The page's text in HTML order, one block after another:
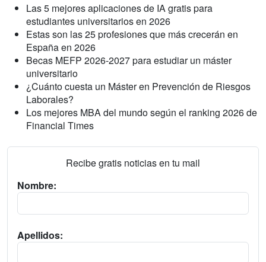
Las 5 mejores aplicaciones de IA gratis para
estudiantes universitarios en 2026
Estas son las 25 profesiones que más crecerán en
España en 2026
Becas MEFP 2026-2027 para estudiar un máster
universitario
¿Cuánto cuesta un Máster en Prevención de Riesgos
Laborales?
Los mejores MBA del mundo según el ranking 2026 de
Financial Times
Recibe gratis noticias en tu mail
Nombre:
Apellidos: